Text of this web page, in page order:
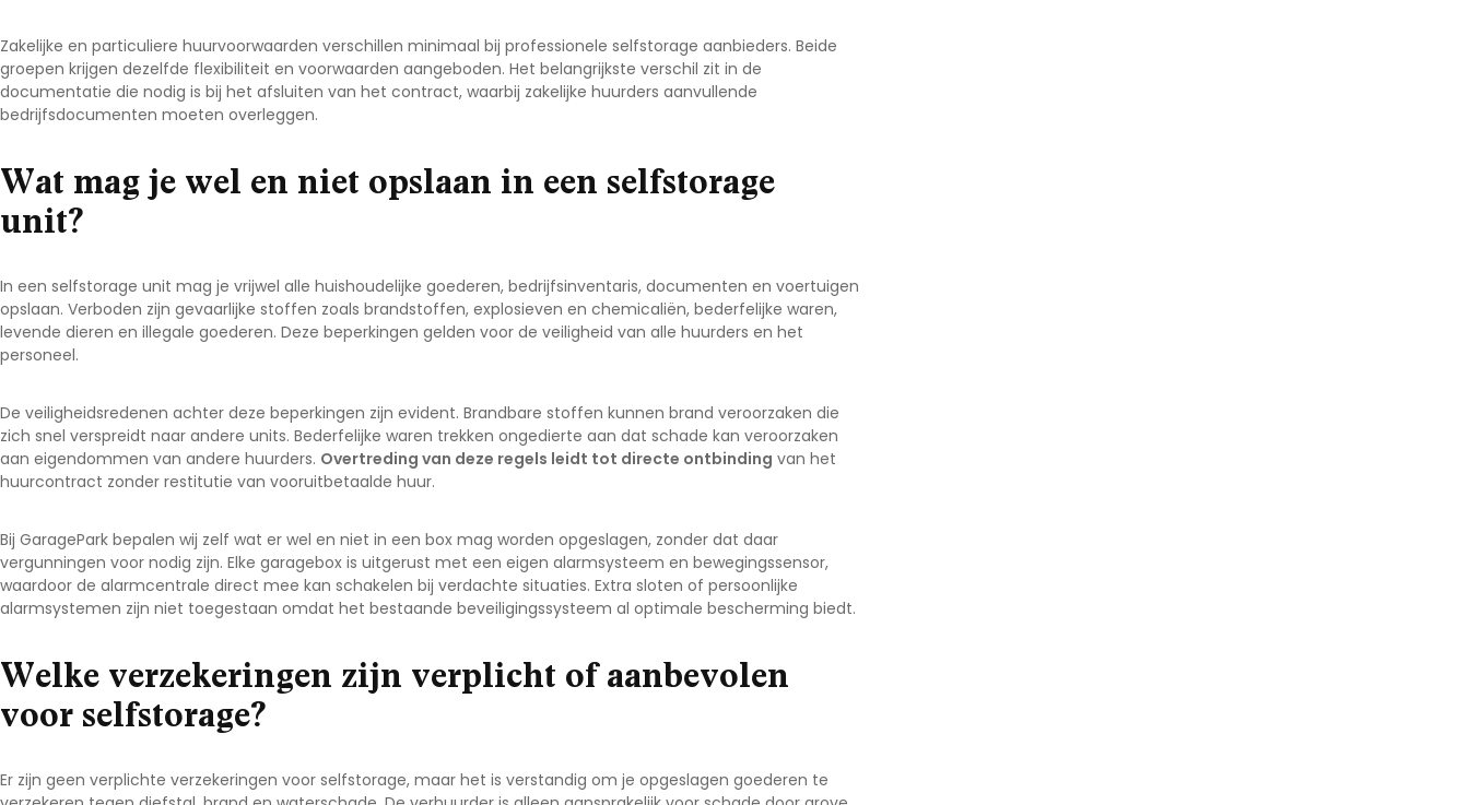
Zakelijke en particuliere huurvoorwaarden verschillen minimaal bij professionele selfstorage aanbieders. Beide
groepen krijgen dezelfde flexibiliteit en voorwaarden aangeboden. Het belangrijkste verschil zit in de
documentatie die nodig is bij het afsluiten van het contract, waarbij zakelijke huurders aanvullende
bedrijfsdocumenten moeten overleggen.
Wat mag je wel en niet opslaan in een selfstorage
unit?
In een selfstorage unit mag je vrijwel alle huishoudelijke goederen, bedrijfsinventaris, documenten en voertuigen
opslaan. Verboden zijn gevaarlijke stoffen zoals brandstoffen, explosieven en chemicaliën, bederfelijke waren,
levende dieren en illegale goederen. Deze beperkingen gelden voor de veiligheid van alle huurders en het
personeel.
De veiligheidsredenen achter deze beperkingen zijn evident. Brandbare stoffen kunnen brand veroorzaken die
zich snel verspreidt naar andere units. Bederfelijke waren trekken ongedierte aan dat schade kan veroorzaken
aan eigendommen van andere huurders. Overtreding van deze regels leidt tot directe ontbinding van het
huurcontract zonder restitutie van vooruitbetaalde huur.
Bij GaragePark bepalen wij zelf wat er wel en niet in een box mag worden opgeslagen, zonder dat daar
vergunningen voor nodig zijn. Elke garagebox is uitgerust met een eigen alarmsysteem en bewegingssensor,
waardoor de alarmcentrale direct mee kan schakelen bij verdachte situaties. Extra sloten of persoonlijke
alarmsystemen zijn niet toegestaan omdat het bestaande beveiligingssysteem al optimale bescherming biedt.
Welke verzekeringen zijn verplicht of aanbevolen
voor selfstorage?
Er zijn geen verplichte verzekeringen voor selfstorage, maar het is verstandig om je opgeslagen goederen te